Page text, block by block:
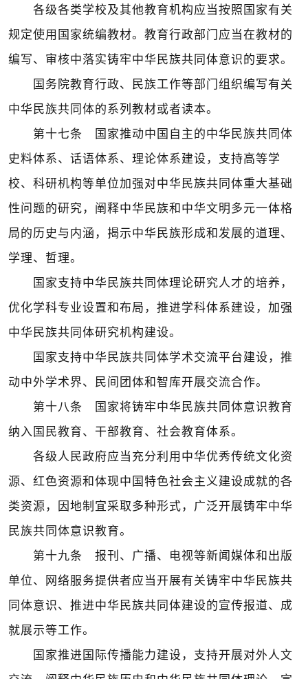
各级各类学校及其他教育机构应当按照国家有关
规定使用国家统编教材。教育行政部门应当在教材的
编写、审核中落实铸牢中华民族共同体意识的要求。
国务院教育行政、民族工作等部门组织编写有关
中华民族共同体的系列教材或者读本。
第十七条 国家推动中国自主的中华民族共同体
史料体系、话语体系、理论体系建设，支持高等学
校、科研机构等单位加强对中华民族共同体重大基础
性问题的研究，阐释中华民族和中华文明多元一体格
局的历史与内涵，揭示中华民族形成和发展的道理、
学理、哲理。
国家支持中华民族共同体理论研究人才的培养，
优化学科专业设置和布局，推进学科体系建设，加强
中华民族共同体研究机构建设。
国家支持中华民族共同体学术交流平台建设，推
动中外学术界、民间团体和智库开展交流合作。
第十八条 国家将铸牢中华民族共同体意识教育
纳入国民教育、干部教育、社会教育体系。
各级人民政府应当充分利用中华优秀传统文化资
源、红色资源和体现中国特色社会主义建设成就的各
类资源，因地制宜采取多种形式，广泛开展铸牢中华
民族共同体意识教育。
第十九条 报刊、广播、电视等新闻媒体和出版
单位、网络服务提供者应当开展有关铸牢中华民族共
同体意识、推进中华民族共同体建设的宣传报道、成
就展示等工作。
国家推进国际传播能力建设，支持开展对外人文